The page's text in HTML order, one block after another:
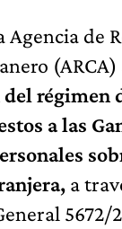
Agencia de
régimen
a las
a
5672/